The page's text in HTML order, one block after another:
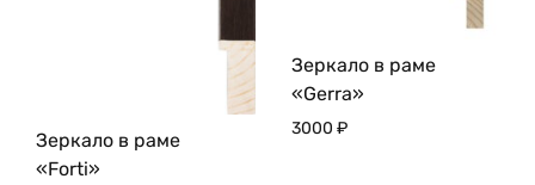
Зеркало в раме
«Forti»
Зеркало в раме
«Gerra»
3000 ₽